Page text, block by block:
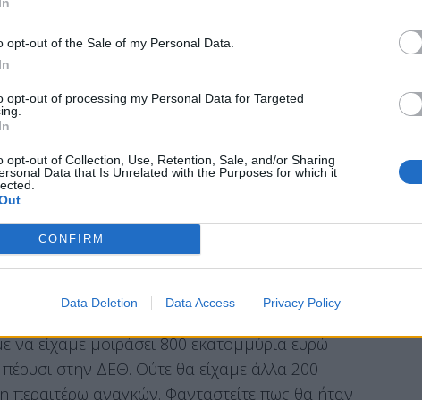
opt-out of the Sale of my Personal Data.
opt-out of processing my Personal Data for Targeted
opt-out of Collection, Use, Retention, Sale, and/or Sharing
Data that Is Unrelated with the Purposes for which it
CONFIRM
Data Deletion Data Access Privacy Policy
«Μετά τη δημοσιονομική
βελτίωση του επενδυτικού κλίματος, όλοι
στο συγκεκριμένο τομέα δεν βρίσκεται στο
ώστε να υπάρχει επί της ουσίας η
της κυβέρνησης στηρίζεται σε
είχαμε μοιράσει 800 εκατομμύρια ευρώ
στην ΔΕΘ. Ούτε θα είχαμε άλλα 200
περαιτέρω αναγκών. Φανταστείτε πως θα ήταν